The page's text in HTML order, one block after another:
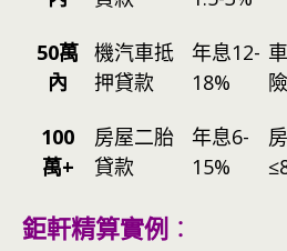
50萬
內
機汽車抵
押貸款
年息12-
18%
險
100
萬+
房屋二胎
貸款
年息6-
15%
鉅軒精算實例 ：